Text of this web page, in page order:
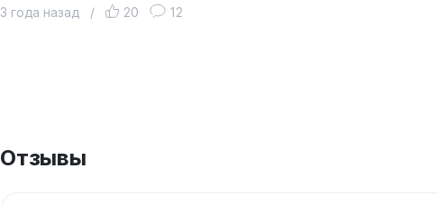
3 года назад / 20 12
Отзывы